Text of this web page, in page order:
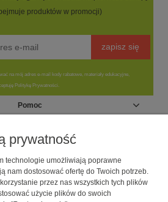
produktów w promocji)
zapisz się
na mój adres e-mail kody rabatowe, materiały edukacyjne,
Politykę Prywatności.
Pomoc
Moje konto
Informacje
O nas
prywatność
technologie umożliwiają poprawne
nam dostosować ofertę do Twoich potrzeb.
przez nas wszystkich tych plików
użycie plików do swoich